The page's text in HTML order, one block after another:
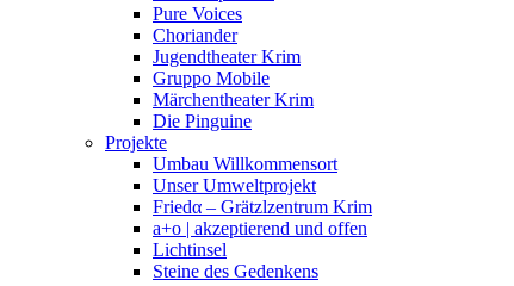
Pure Voices
Choriander
Jugendtheater Krim
Gruppo Mobile
Märchentheater Krim
Die Pinguine
Projekte
Umbau Willkommensort
Unser Umweltprojekt
Friedα – Grätzlzentrum Krim
a+o | akzeptierend und offen
Lichtinsel
Steine des Gedenkens